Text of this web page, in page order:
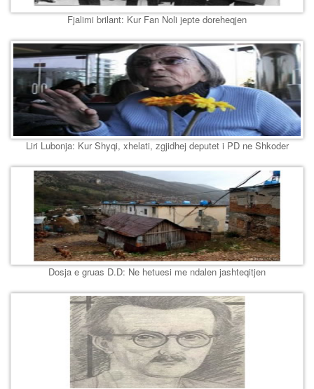
Fjalimi brilant: Kur Fan Noli jepte doreheqjen
Liri Lubonja: Kur Shyqi, xhelati, zgjidhej deputet i PD ne Shkoder
Dosja e gruas D.D: Ne hetuesi me ndalen jashteqitjen